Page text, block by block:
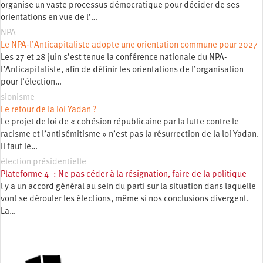
organise un vaste processus démocratique pour décider de ses
orientations en vue de l’…
NPA
Le NPA-l’Anticapitaliste adopte une orientation commune pour 2027
Les 27 et 28 juin s’est tenue la conférence nationale du NPA-
l’Anticapitaliste, afin de définir les orientations de l’organisation
pour l’élection…
sionisme
Le retour de la loi Yadan ?
Le projet de loi de « cohésion républicaine par la lutte contre le
racisme et l’antisémitisme » n’est pas la résurrection de la loi Yadan.
Il faut le…
élection présidentielle
Plateforme 4 : Ne pas céder à la résignation, faire de la politique
l y a un accord général au sein du parti sur la situation dans laquelle
vont se dérouler les élections, même si nos conclusions divergent.
La…